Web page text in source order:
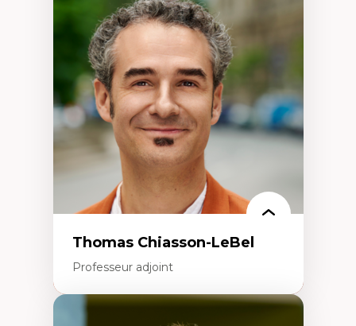
Économie circulaire
Modèles d’affaires durables
Histoire des faits économiques
Gestion durable des ressources naturelles
Écologie industrielle
Aménagement durable du territoire
Développement régional
Coopératives
Télétravail en milieu rural francophone
Transition socio-écologique
Thomas Chiasson-LeBel
Professeur adjoint